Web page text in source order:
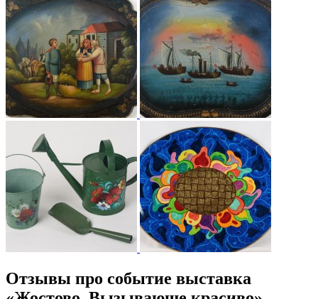
Отзывы про событие выставка